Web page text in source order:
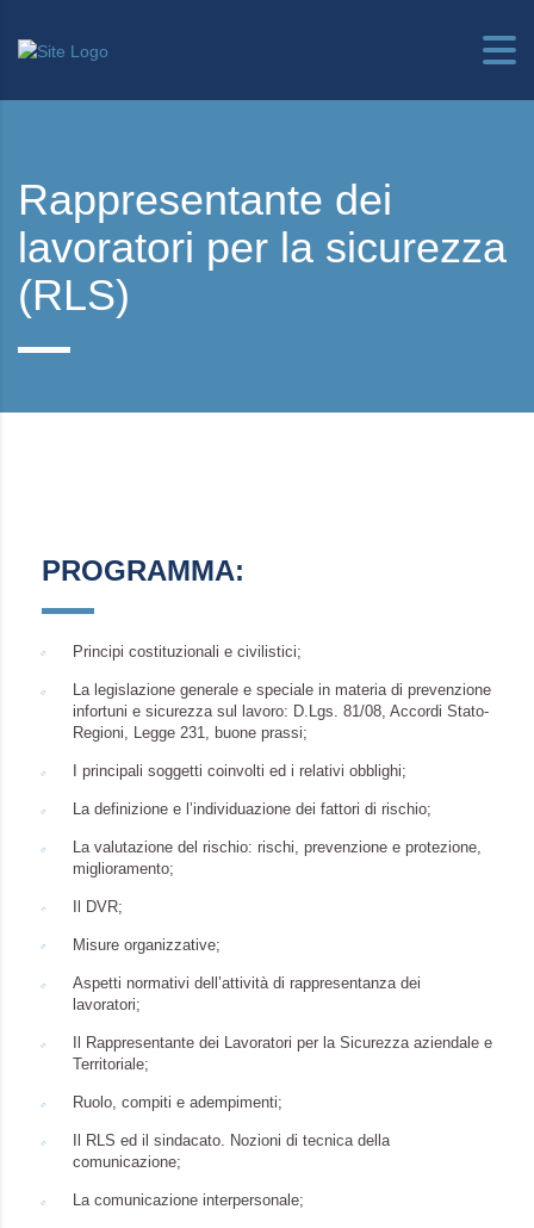
Rappresentante dei
lavoratori per la sicurezza
(RLS)
PROGRAMMA:
Principi costituzionali e civilistici;
La legislazione generale e speciale in materia di prevenzione
infortuni e sicurezza sul lavoro: D.Lgs. 81/08, Accordi Stato-
Regioni, Legge 231, buone prassi;
I principali soggetti coinvolti ed i relativi obblighi;
La definizione e l’individuazione dei fattori di rischio;
La valutazione del rischio: rischi, prevenzione e protezione,
miglioramento;
Il DVR;
Misure organizzative;
Aspetti normativi dell’attività di rappresentanza dei
lavoratori;
Il Rappresentante dei Lavoratori per la Sicurezza aziendale e
Territoriale;
Ruolo, compiti e adempimenti;
Il RLS ed il sindacato. Nozioni di tecnica della
comunicazione;
La comunicazione interpersonale;